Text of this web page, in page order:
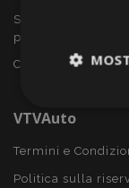
Sei interessato al
partner?
Contattaci oggi
VTVAuto
Termini e
Politica sulla